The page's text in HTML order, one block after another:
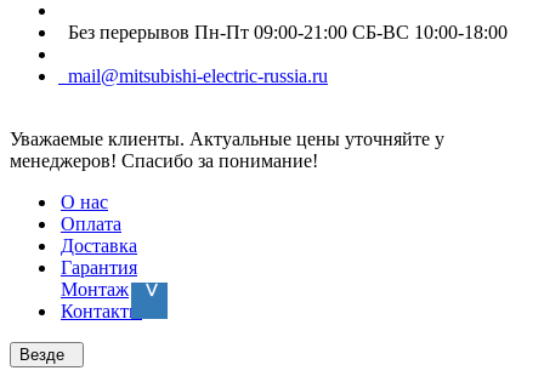
Без перерывов Пн-Пт 09:00-21:00 СБ-ВС 10:00-18:00
mail@mitsubishi-electric-russia.ru
Уважаемые клиенты. Актуальные цены уточняйте у
менеджеров! Спасибо за понимание!
О нас
Оплата
Доставка
Гарантия
Монтаж
Контакты
Везде